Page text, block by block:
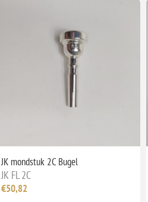
JK mondstuk 2C Bugel
JK FL 2C
€50,82